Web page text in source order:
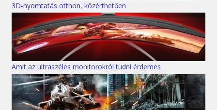
3D-nyomtatás otthon, közérthetően
Amit az ultraszéles monitorokról tudni érdemes